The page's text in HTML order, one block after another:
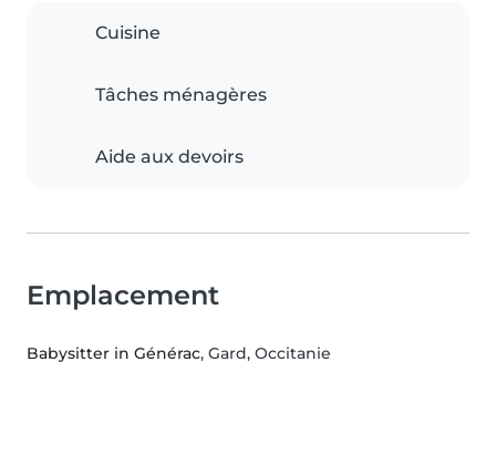
Cuisine
Tâches ménagères
Aide aux devoirs
Emplacement
Babysitter in Générac, Gard, Occitanie